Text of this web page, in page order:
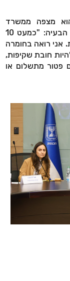
מצפה ממשרד
העבודה ליזום ולפעול באופן אקטיבי לפתרון הבעיה: "כמעט 10
רואה בחומרה
חובת שקיפות,
פטור מתשלום או